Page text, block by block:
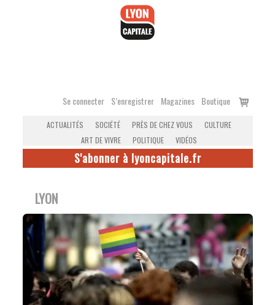
Se connecter S’enregistrer Magazines Boutique
Voir
ACTUALITÉS SOCIÉTÉ PRÈS DE CHEZ VOUS
CULTURE
ART DE VIVRE
POLITIQUE VIDÉOS
S'abonner à lyoncapitale.fr
LYON